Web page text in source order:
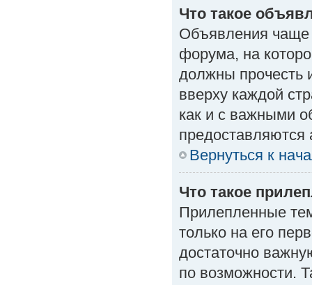
Что такое
Объявления
форума, на
должны прочесть
вверху каждой
как и с важными
предоставляются
Вернуться к
Что такое
Прилепленные
только на его
достаточно
по возможности.